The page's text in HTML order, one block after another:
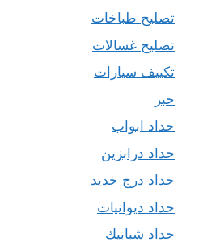
تصليح طباخات
تصليح غسالات
تكييف سيارات
حبر
حداد ابواب
حداد درابزين
حداد درج حديد
حداد ديوانيات
حداد شبابيك